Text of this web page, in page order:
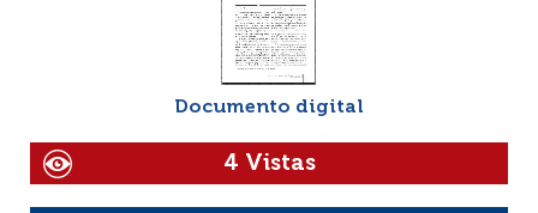
Documento digital
4 Vistas